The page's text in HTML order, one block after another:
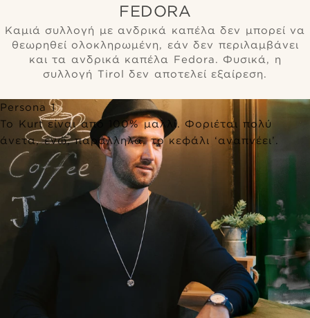
FEDORA
Καμιά συλλογή με ανδρικά καπέλα δεν μπορεί να
θεωρηθεί ολοκληρωμένη, εάν δεν περιλαμβάνει
και τα ανδρικά καπέλα Fedora. Φυσικά, η
συλλογή Tirol δεν αποτελεί εξαίρεση.
Persona 1
Το Kurt είναι από 100% μαλλί. Φοριέται πολύ
άνετα, ενώ, παράλληλα, το κεφάλι ‘αναπνέει’.